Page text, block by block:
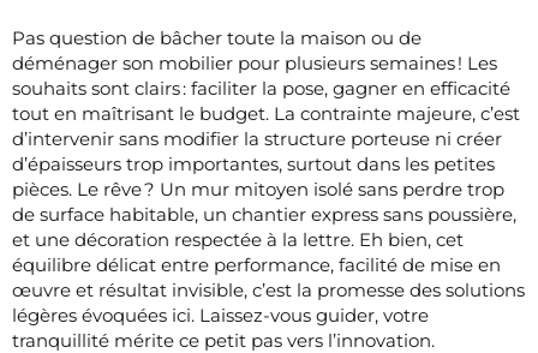
Pas question de bâcher toute la maison ou de
déménager son mobilier pour plusieurs semaines ! Les
souhaits sont clairs : faciliter la pose, gagner en efficacité
tout en maîtrisant le budget. La contrainte majeure, c’est
d’intervenir sans modifier la structure porteuse ni créer
d’épaisseurs trop importantes, surtout dans les petites
pièces. Le rêve ? Un mur mitoyen isolé sans perdre trop
de surface habitable, un chantier express sans poussière,
et une décoration respectée à la lettre. Eh bien, cet
équilibre délicat entre performance, facilité de mise en
œuvre et résultat invisible, c’est la promesse des solutions
légères évoquées ici. Laissez-vous guider, votre
tranquillité mérite ce petit pas vers l’innovation.